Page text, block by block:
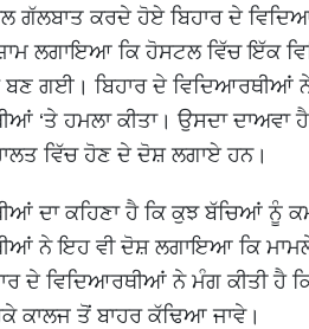
ਗੱਲਬਾਤ ਕਰਦੇ ਹੋਏ ਬਿਹਾਰ ਦੇ
ਲਗਾਇਆ ਕਿ ਹੋਸਟਲ ਵਿੱਚ ਇੱਕ
ਗਈ। ਬਿਹਾਰ ਦੇ ਵਿਦਿਆਰਥੀਆਂ
‘ਤੇ ਹਮਲਾ ਕੀਤਾ। ਉਸਦਾ
ਵਿੱਚ ਹੋਣ ਦੇ ਦੋਸ਼ ਲਗਾਏ ਹਨ।
ਦਾ ਕਹਿਣਾ ਹੈ ਕਿ ਕੁਝ ਬੱਚਿਆਂ ਨੂੰ
ਨੇ ਇਹ ਵੀ ਦੋਸ਼ ਲਗਾਇਆ ਕਿ
ਦੇ ਵਿਦਿਆਰਥੀਆਂ ਨੇ ਮੰਗ ਕੀਤੀ ਹੈ
ਕਾਲਜ ਤੋਂ ਬਾਹਰ ਕੱਢਿਆ ਜਾਵੇ।